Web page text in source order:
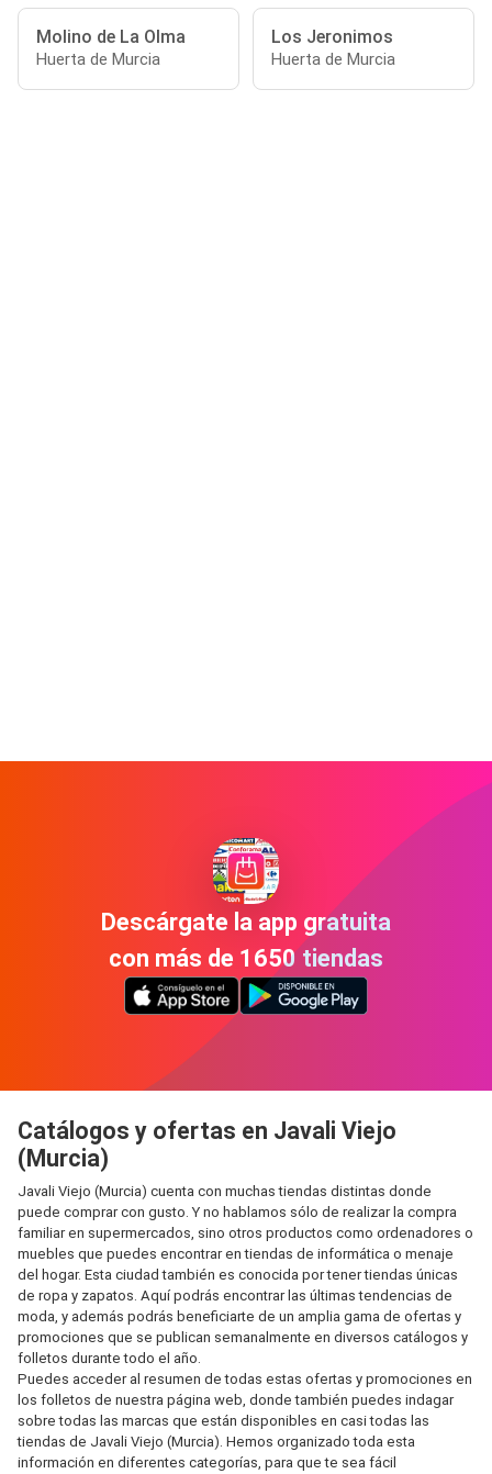
Molino de La Olma
Huerta de Murcia
Los Jeronimos
Huerta de Murcia
Descárgate la app gratuita
con más de 1650 tiendas
Catálogos y ofertas en Javali Viejo
(Murcia)
Javali Viejo (Murcia) cuenta con muchas tiendas distintas donde
puede comprar con gusto. Y no hablamos sólo de realizar la compra
familiar en supermercados, sino otros productos como ordenadores o
muebles que puedes encontrar en tiendas de informática o menaje
del hogar. Esta ciudad también es conocida por tener tiendas únicas
de ropa y zapatos. Aquí podrás encontrar las últimas tendencias de
moda, y además podrás beneficiarte de un amplia gama de ofertas y
promociones que se publican semanalmente en diversos catálogos y
folletos durante todo el año.
Puedes acceder al resumen de todas estas ofertas y promociones en
los folletos de nuestra página web, donde también puedes indagar
sobre todas las marcas que están disponibles en casi todas las
tiendas de Javali Viejo (Murcia). Hemos organizado toda esta
información en diferentes categorías, para que te sea fácil